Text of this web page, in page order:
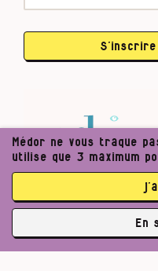
Médor ne vous traque
utilise que 3 maximum
En